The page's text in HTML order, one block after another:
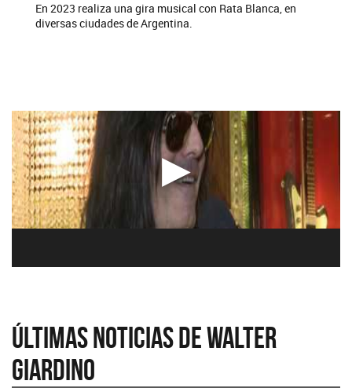
En 2023 realiza una gira musical con Rata Blanca, en
diversas ciudades de Argentina.
Últimas Noticias de Walter
Giardino